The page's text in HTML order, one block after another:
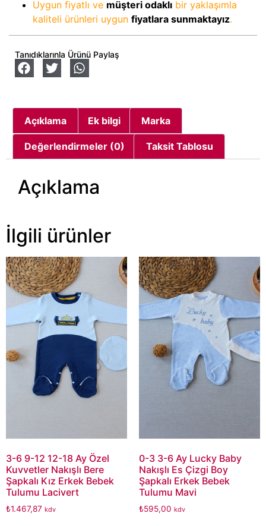
Uygun fiyatlı ve müşteri odaklı bir yaklaşımla
kaliteli ürünleri uygun fiyatlara sunmaktayız.
Tanıdıklarınla Ürünü Paylaş
Açıklama Ek bilgi Marka
Değerlendirmeler (0) Taksit Tablosu
Açıklama
İlgili ürünler
3-6 9-12 12-18 Ay Özel
Kuvvetler Nakışlı Bere
Şapkalı Kız Erkek Bebek
Tulumu Lacivert
₺1.467,87 kdv
0-3 3-6 Ay Lucky Baby
Nakışlı Es Çizgi Boy
Şapkalı Erkek Bebek
Tulumu Mavi
₺595,00 kdv